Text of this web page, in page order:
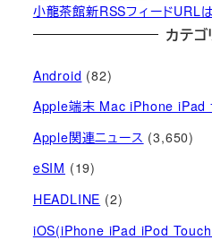
小龍茶館新RSSフィードURL
カテゴ
Android (82)
Apple端末 Mac iPhone iPad
Apple関連ニュース (3,650)
eSIM (19)
HEADLINE (2)
iOS(iPhone iPad iPod